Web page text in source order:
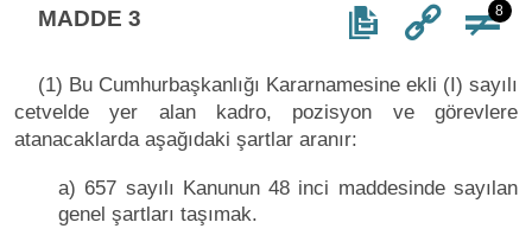
MADDE 3 8
(1) Bu Cumhurbaşkanlığı Kararnamesine ekli (I) sayılı
cetvelde yer alan kadro, pozisyon ve görevlere
atanacaklarda aşağıdaki şartlar aranır:
a) 657 sayılı Kanunun 48 inci maddesinde sayılan
genel şartları taşımak.